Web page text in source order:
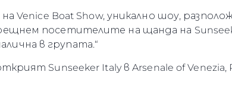
Venice Boat Show, уникално шоу,
посетителите на щанда на
в групата.“
Sunseeker Italy в Arsenale of Venezia,